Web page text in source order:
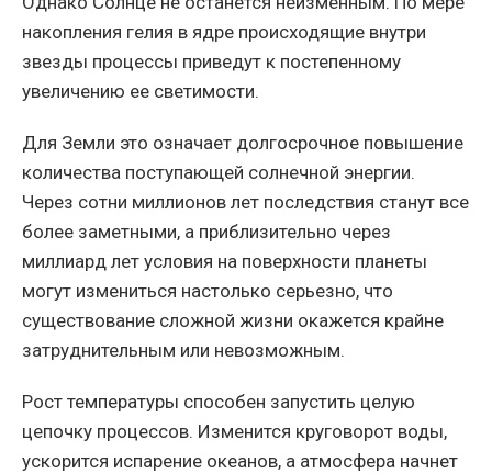
накопления гелия в ядре происходящие внутри
звезды процессы приведут к постепенному
увеличению ее светимости.
Для Земли это означает долгосрочное повышение
количества поступающей солнечной энергии.
Через сотни миллионов лет последствия станут все
более заметными, а приблизительно через
миллиард лет условия на поверхности планеты
могут измениться настолько серьезно, что
существование сложной жизни окажется крайне
затруднительным или невозможным.
Рост температуры способен запустить целую
цепочку процессов. Изменится круговорот воды,
ускорится испарение океанов, а атмосфера начнет